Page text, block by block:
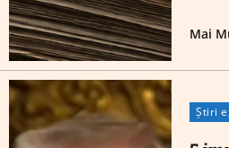
Mai
Știri